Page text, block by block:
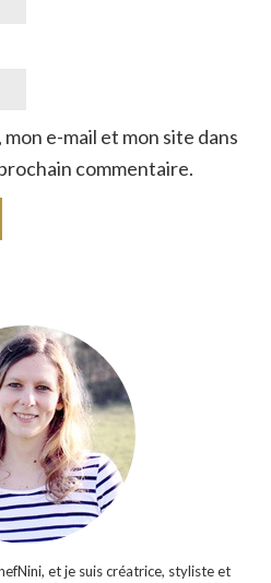
e-mail et mon site dans
commentaire.
et je suis créatrice, styliste et